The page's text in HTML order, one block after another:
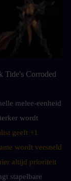
Tide's Corroded
melee-eenheid
wordt
geeft +1
wordt versneld
altijd prioriteit
stapelbare